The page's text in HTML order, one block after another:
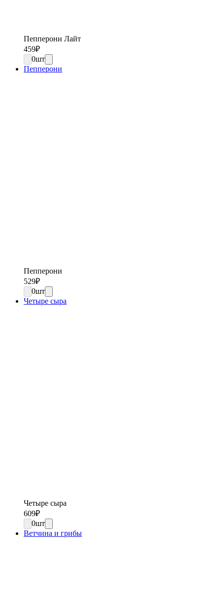
Пепперони Лайт
459₽
0шт
Пепперони
Пепперони
529₽
0шт
Четыре сыра
Четыре сыра
609₽
0шт
Ветчина и грибы